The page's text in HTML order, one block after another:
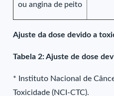
ou angina de peito
Ajuste da dose devido a
Tabela 2: Ajuste de dose
* Instituto Nacional de
Toxicidade (NCI-CTC).